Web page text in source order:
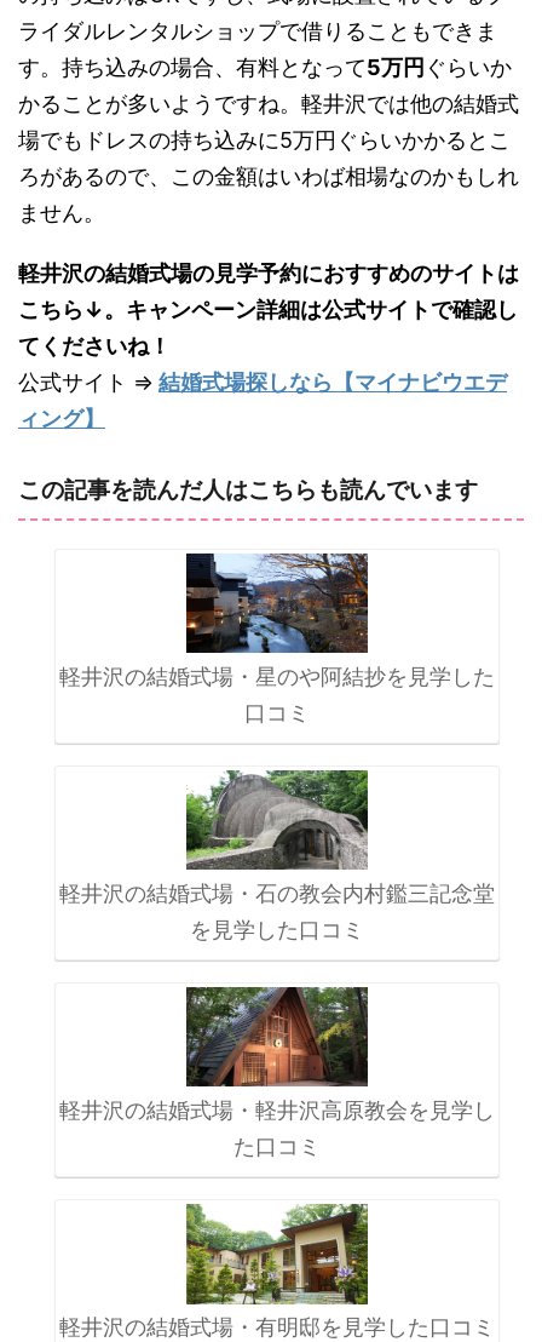
ライダルレンタルショップで借りることもできま
す。持ち込みの場合、有料となって5万円 ぐらいか
かることが多いようですね。軽井沢では他の結婚式
場でもドレスの持ち込みに5万円ぐらいかかるとこ
ろがあるので、この金額はいわば相場なのかもしれ
ません。
軽井沢の結婚式場の見学予約におすすめのサイトは
こちら↓。キャンペーン詳細は公式サイトで確認し
てくださいね！
公式サイト ⇒ 結婚式場探しなら【マイナビウエデ
ィング】
この記事を読んだ人はこちらも読んでいます
軽井沢の結婚式場・星のや阿結抄を見学した
口コミ
軽井沢の結婚式場・石の教会内村鑑三記念堂
を見学した口コミ
軽井沢の結婚式場・軽井沢高原教会を見学し
た口コミ
軽井沢の結婚式場・有明邸を見学した口コミ